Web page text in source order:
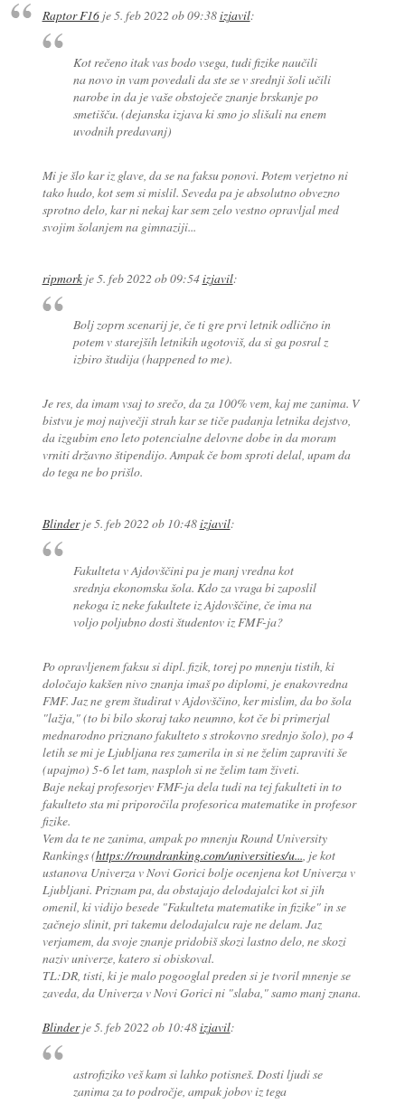
Raptor F16je5. feb 2022 ob 09:38izjavil:
Kot rečeno itak vas bodo vsega, tudi fizike naučili
na novo in vam povedali da ste se v srednji šoli učili
narobe in da je vaše obstoječe znanje brskanje po
smetišču. (dejanska izjava ki smo jo slišali na enem
uvodnih predavanj)
Mi je šlo kar iz glave, da se na faksu ponovi. Potem verjetno ni
tako hudo, kot sem si mislil. Seveda pa je absolutno obvezno
sprotno delo, kar ni nekaj kar sem zelo vestno opravljal med
svojim šolanjem na gimnaziji...
ripmorkje5. feb 2022 ob 09:54izjavil:
Bolj zoprn scenarij je, če ti gre prvi letnik odlično in
potem v starejših letnikih ugotoviš, da si ga posral z
izbiro študija (happened to me).
Je res, da imam vsaj to srečo, da za 100% vem, kaj me zanima. V
bistvu je moj največji strah kar se tiče padanja letnika dejstvo,
da izgubim eno leto potencialne delovne dobe in da moram
vrniti državno štipendijo. Ampak če bom sproti delal, upam da
do tega ne bo prišlo.
Blinderje5. feb 2022 ob 10:48izjavil:
Fakulteta v Ajdovščini pa je manj vredna kot
srednja ekonomska šola. Kdo za vraga bi zaposlil
nekoga iz neke fakultete iz Ajdovščine, če ima na
voljo poljubno dosti študentov iz FMF-ja?
Po opravljenem faksu si dipl. fizik, torej po mnenju tistih, ki
določajo kakšen nivo znanja imaš po diplomi, je enakovredna
FMF. Jaz ne grem študirat v Ajdovščino, ker mislim, da bo šola
"lažja," (to bi bilo skoraj tako neumno, kot če bi primerjal
mednarodno priznano fakulteto s strokovno srednjo šolo), po 4
letih se mi je Ljubljana res zamerila in si ne želim zapraviti še
(upajmo) 5-6 let tam, nasploh si ne želim tam živeti.
Baje nekaj profesorjev FMF-ja dela tudi na tej fakulteti in to
fakulteto sta mi priporočila profesorica matematike in profesor
fizike.
Vem da te ne zanima, ampak po mnenju Round University
Rankings (https://roundranking.com/universities/u..., je kot
ustanova Univerza v Novi Gorici bolje ocenjena kot Univerza v
Ljubljani. Priznam pa, da obstajajo delodajalci kot si jih
omenil, ki vidijo besede "Fakulteta matematike in fizike" in se
začnejo slinit, pri takemu delodajalcu raje ne delam. Jaz
verjamem, da svoje znanje pridobiš skozi lastno delo, ne skozi
naziv univerze, katero si obiskoval.
TL:DR, tisti, ki je malo pogooglal preden si je tvoril mnenje se
zaveda, da Univerza v Novi Gorici ni "slaba," samo manj znana.
Blinderje5. feb 2022 ob 10:48izjavil:
astrofiziko veš kam si lahko potisneš. Dosti ljudi se
zanima za to področje, ampak jobov iz tega